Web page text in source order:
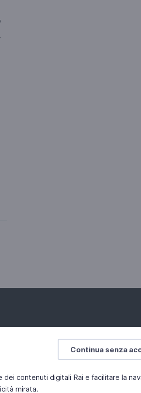
Continua senza
contenuti digitali Rai e facilitare la
mirata.